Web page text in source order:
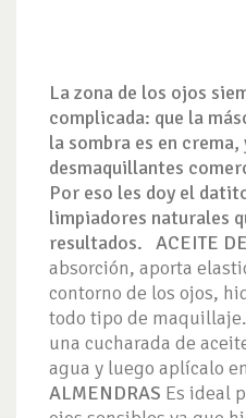
La zona de los ojos
complicada: que la
la sombra es en crema,
desmaquillantes
Por eso les doy el
limpiadores naturales
resultados. ACEITE
absorción, aporta
contorno de los ojos,
todo tipo de
una cucharada de
agua y luego aplícalo
ALMENDRAS Es ideal